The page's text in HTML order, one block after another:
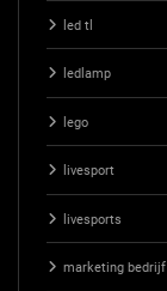
led tl
ledlamp
lego
livesport
livesports
marketing bedrijf